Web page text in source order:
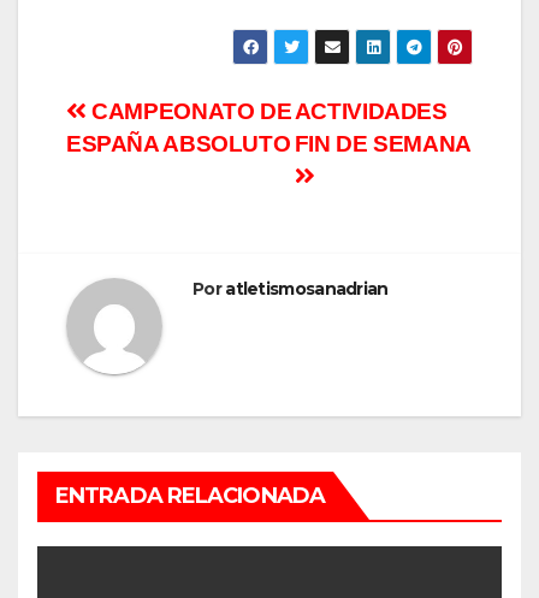
ACTIVIDADES
FIN DE SEMANA
CAMPEONATO DE
ESPAÑA ABSOLUTO
Poratletismosanadrian
ENTRADA RELACIONADA